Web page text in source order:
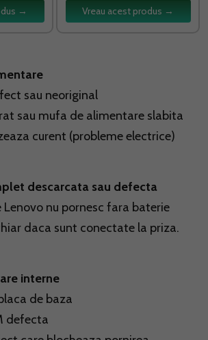
→ Vreau acest produs →
sau neoriginal
sau mufa de alimentare slabita
curent (probleme electrice)
descarcata sau defecta
Lenovo nu pornesc fara baterie
daca sunt conectate la priza.
interne
de baza
defecta